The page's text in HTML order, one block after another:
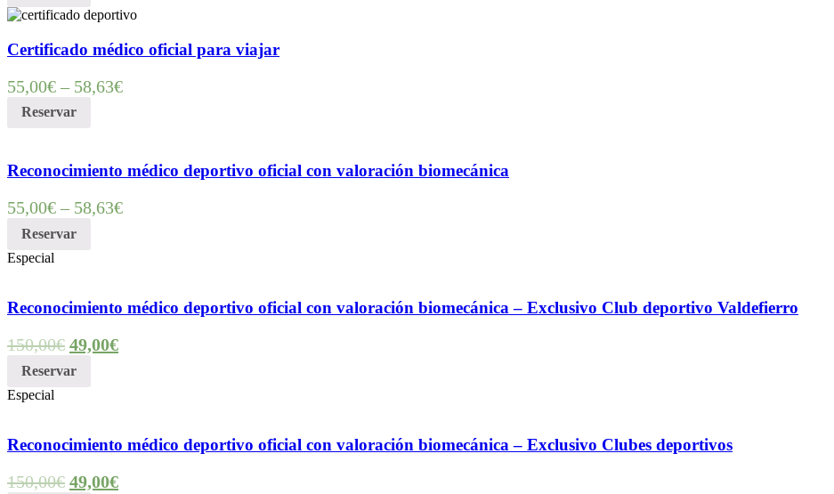
Certificado médico oficial para viajar
55,00€ – 58,63€
Reservar
Reconocimiento médico deportivo oficial con valoración biomecánica
55,00€ – 58,63€
Reservar
Especial
Reconocimiento médico deportivo oficial con valoración biomecánica – Exclusivo Club deportivo Valdefierro
150,00€ 49,00€
Reservar
Especial
Reconocimiento médico deportivo oficial con valoración biomecánica – Exclusivo Clubes deportivos
150,00€ 49,00€